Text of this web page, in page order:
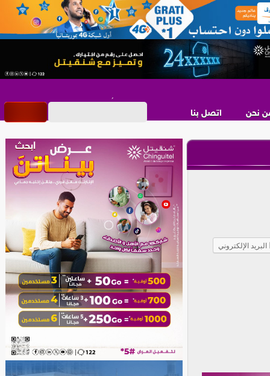
نحن اتصل بنا
البريد الإلكتروني